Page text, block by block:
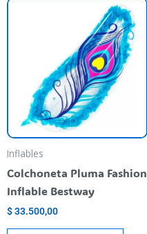
Inflables
Colchoneta Pluma Fashion
Inflable Bestway
$33.500,00